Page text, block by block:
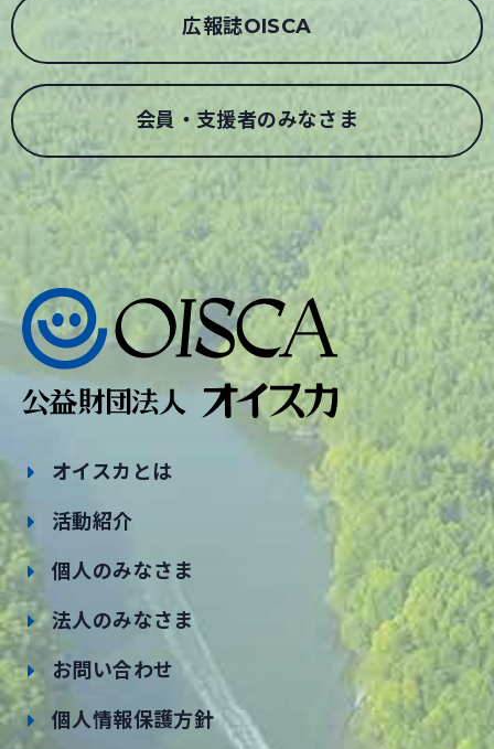
広報誌OISCA
会員・支援者のみなさま
オイスカとは
活動紹介
個人のみなさま
法人のみなさま
お問い合わせ
個人情報保護方針